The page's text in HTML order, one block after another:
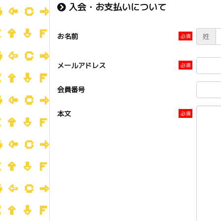
入会・お支払いについて
お名前 姓
メールアドレス
会員番号
本文